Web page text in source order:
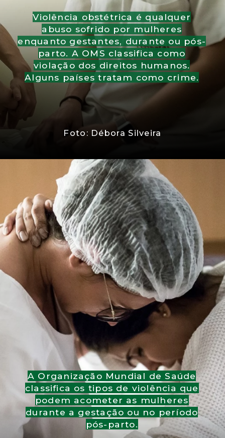
Violência obstétrica é qualquer
abuso sofrido por mulheres
enquanto gestantes, durante ou pós-
parto. A OMS classifica como
violação dos direitos humanos.
Alguns países tratam como crime.
Foto: Débora Silveira
A Organização Mundial de Saúde
classifica os tipos de violência que
podem acometer as mulheres
durante a gestação ou no período
pós-parto.